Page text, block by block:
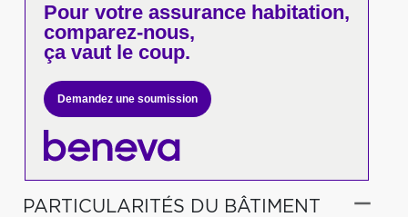
Pour votreassurance habitation,
comparez-nous,
ça vaut le coup.
Demandez une soumission
PARTICULARITÉS DU BÂTIMENT